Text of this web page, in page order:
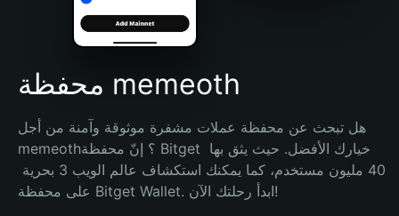
Português (Brasil)
Español (Argentina)
محفظة memeoth
هل تبحث عن محفظة عملات مشفرة موثوقة وآمنة من أجل
memeoth؟ إنّ محفظة Bitget خيارك الأفضل. حيث يثق بها
على محفظة Bitget Wallet. ابدأ رحلتك الآن!